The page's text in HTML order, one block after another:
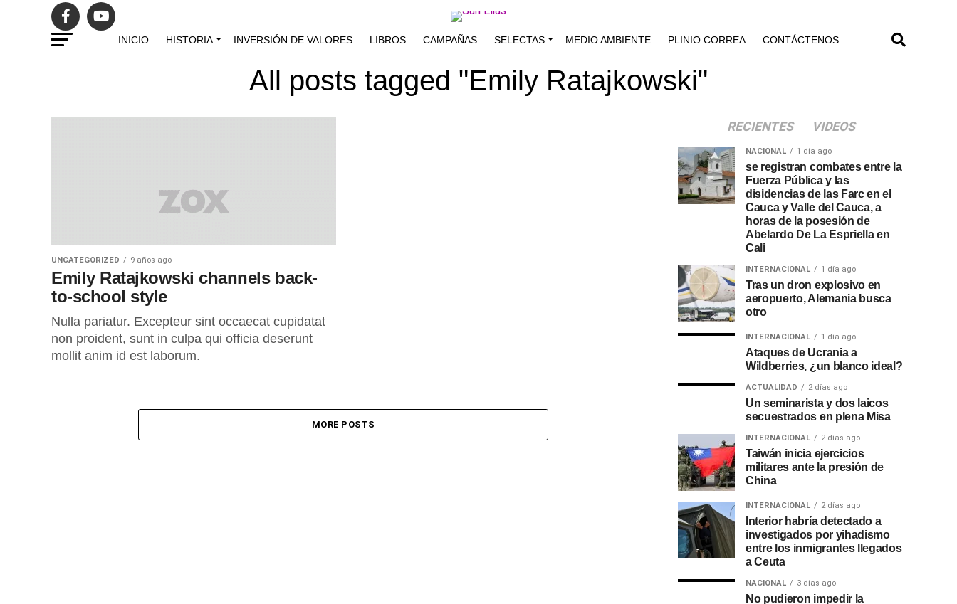
INICIO HISTORIA INVERSIÓN DE VALORES LIBROS CAMPAÑAS SELECTAS MEDIO AMBIENTE PLINIO CORREA CONTÁCTENOS
All posts tagged "Emily Ratajkowski"
UNCATEGORIZED 9 años ago
Emily Ratajkowski channels back-
to-school style
Nulla pariatur. Excepteur sint occaecat cupidatat
non proident, sunt in culpa qui officia deserunt
mollit anim id est laborum.
MORE POSTS
RECIENTES VIDEOS
NACIONAL 1 día ago
se registran combates entre la
Fuerza Pública y las
disidencias de las Farc en el
Cauca y Valle del Cauca, a
horas de la posesión de
Abelardo De La Espriella en
Cali
INTERNACIONAL 1 día ago
Tras un dron explosivo en
aeropuerto, Alemania busca
otro
INTERNACIONAL 1 día ago
Ataques de Ucrania a
Wildberries, ¿un blanco ideal?
ACTUALIDAD 2 días ago
Un seminarista y dos laicos
secuestrados en plena Misa
INTERNACIONAL 2 días ago
Taiwán inicia ejercicios
militares ante la presión de
China
INTERNACIONAL 2 días ago
Interior habría detectado a
investigados por yihadismo
entre los inmigrantes llegados
a Ceuta
NACIONAL 3 días ago
No pudieron impedir la